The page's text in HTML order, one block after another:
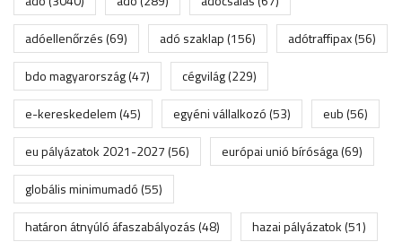
adóellenőrzés(69) adó szaklap(156) adótraffipax(56)
bdo magyarország(47) cégvilág(229)
e-kereskedelem(45) egyéni vállalkozó(53) eub(56)
eu pályázatok 2021-2027(56) európai unió bírósága(69)
globális minimumadó(55)
határon átnyúló áfaszabályozás(48) hazai pályázatok(51)